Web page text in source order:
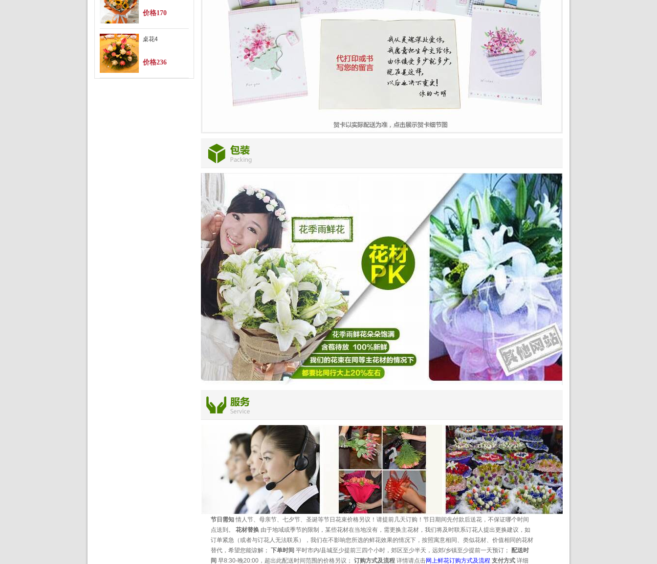
价格170
桌花4
价格236
节日需知 情人节、母亲节、七夕节、圣诞等节日花束价格另议！请提前几天订购！节日期间先付款后送花，不保证哪个时间
点送到。 花材替换 由于地域或季节的限制，某些花材在当地没有，需更换主花材，我们将及时联系订花人提出更换建议，如
订单紧急（或者与订花人无法联系），我们在不影响您所选的鲜花效果的情况下，按照寓意相同、类似花材、价值相同的花材
替代，希望您能谅解； 下单时间 平时市内/县城至少提前三四个小时，郊区至少半天，远郊/乡镇至少提前一天预订； 配送时
间 早8:30-晚20:00，超出此配送时间范围的价格另议； 订购方式及流程 详情请点击网上鲜花订购方式及流程 支付方式 详细